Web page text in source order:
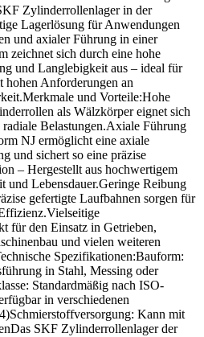
Zylinderrollenlager in der
Lagerlösung für Anwendungen
und axialer Führung in einer
zeichnet sich durch eine hohe
und Langlebigkeit aus – ideal für
Anforderungen an
und Vorteile:Hohe
als Wälzkörper eignet sich
radiale Belastungen.Axiale Führung
NJ ermöglicht eine axiale
und sichert so eine präzise
– Hergestellt aus hochwertigem
und Lebensdauer.Geringe Reibung
gefertigte Laufbahnen sorgen für
für den Einsatz in Getrieben,
und vielen weiteren
Spezifikationen:Bauform:
in Stahl, Messing oder
Standardmäßig nach ISO-
in verschiedenen
Kann mit
SKF Zylinderrollenlager der